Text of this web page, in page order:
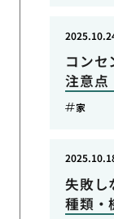
コンセ
注意点
家
失敗し
種類・